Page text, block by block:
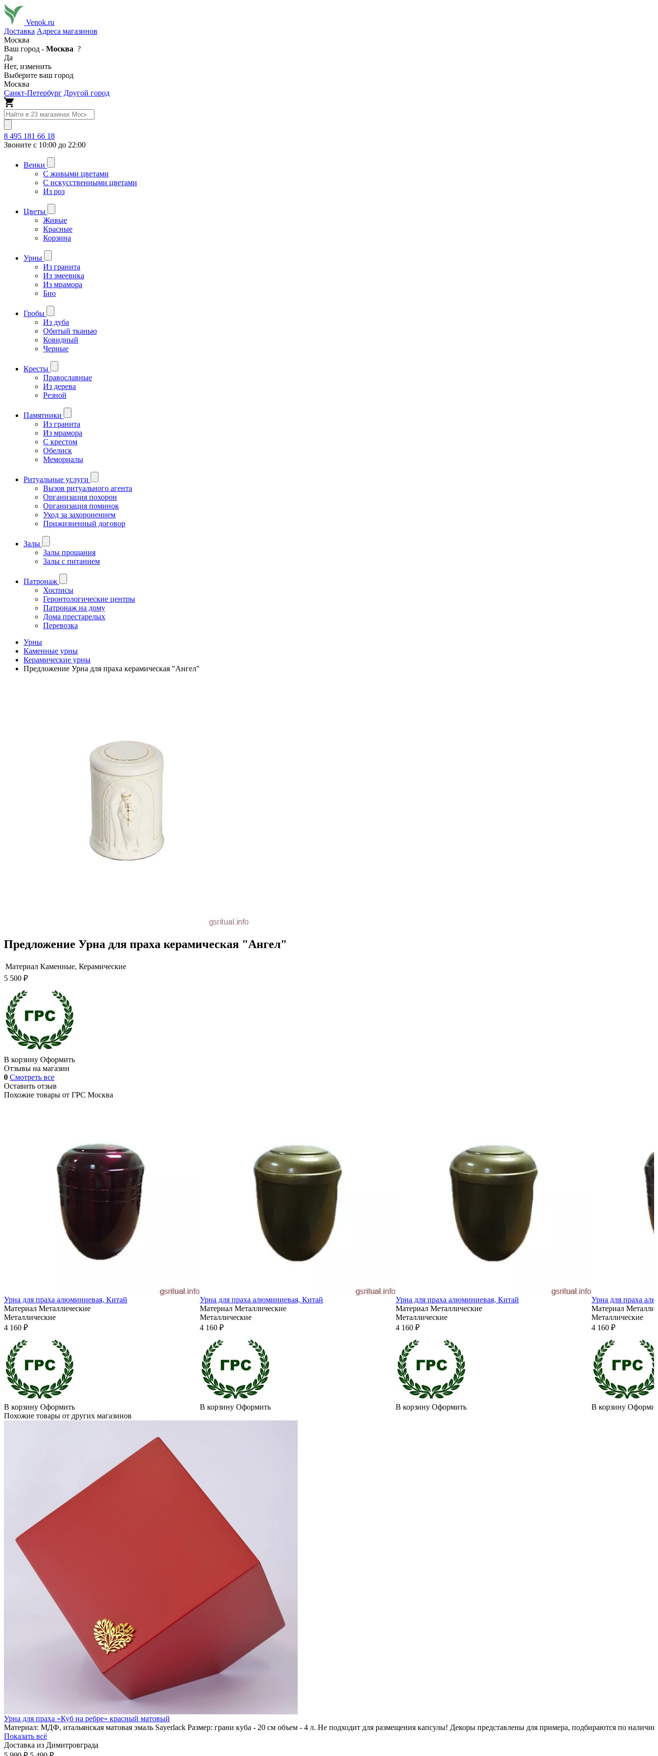
Venok.ru
Доставка Адреса магазинов
Москва
Ваш город - Москва ?
Да
Нет, изменить
Выберите ваш город
Москва
Санкт-Петербург Другой город
8 495 181 66 18
Звоните с 10:00 до 22:00
Венки
С живыми цветами
С искусственными цветами
Из роз
Цветы
Живые
Красные
Корзина
Урны
Из гранита
Из змеевика
Из мрамора
Био
Гробы
Из дуба
Обитый тканью
Ковидный
Черные
Кресты
Православные
Из дерева
Резной
Памятники
Из гранита
Из мрамора
С крестом
Обелиск
Мемориалы
Ритуальные услуги
Вызов ритуального агента
Организация похорон
Организация поминок
Уход за захоронением
Прижизненный договор
Залы
Залы прощания
Залы с питанием
Патронаж
Хосписы
Геронтологические центры
Патронаж на дому
Дома престарелых
Перевозка
Урны
Каменные урны
Керамические урны
Предложение Урна для праха керамическая "Ангел"
Предложение Урна для праха керамическая "Ангел"
Материал Каменные, Керамические
5 500 ₽
В корзину Оформить
Отзывы на магазин
0 Смотреть все
Оставить отзыв
Похожие товары от ГРС Москва
Урна для праха алюминиевая, Китай
Материал Металлические
Металлические
4 160 ₽
В корзину Оформить
Урна для праха алюминиевая, Китай
Материал Металлические
Металлические
4 160 ₽
В корзину Оформить
Урна для праха алюминиевая, Китай
Материал Металлические
Металлические
4 160 ₽
В корзину Оформить
Урна для праха
Материал
Металлические
4 160 ₽
В корзину
Похожие товары от других магазинов
Урна для праха «Куб на ребре» красный матовый
Материал: МДФ, итальянская матовая эмаль Sayerlack Размер: грани куба - 20 см объем - 4 л. Не подходит для размещения капсулы! Декоры представлены для примера, подбираются по
Показать всё
Доставка из Димитровграда